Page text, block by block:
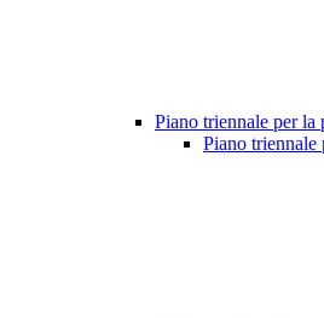
Piano triennale per la
Piano triennale